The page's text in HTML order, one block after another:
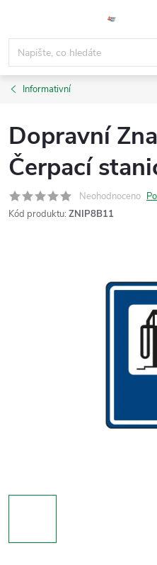
obsah
Informativní
Dopravní
Čerpací
Neohodnoceno
Kód produktu: ZNIP8B11